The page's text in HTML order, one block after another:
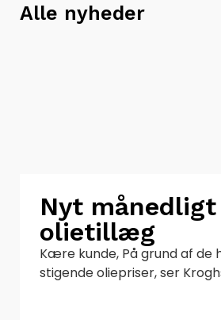
Alle nyheder
Nyt månedligt
olietillæg
Kære kunde, På grund af de
stigende oliepriser, ser